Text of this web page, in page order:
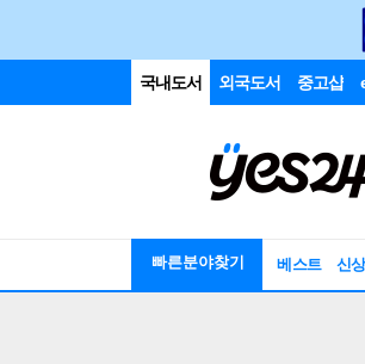
국내도서 외국도서 중고샵
빠른분야찾기 베스트 신